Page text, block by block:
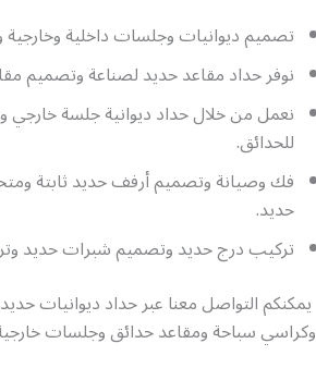
تصميم ديوانيات وجلسات داخلية وخارجية
نوفر حداد مقاعد حديد لصناعة وتصميم
نعمل من خلال حداد ديوانية جلسة
للحدائق.
فك وصيانة وتصميم أرفف حديد ثابتة
حديد.
تركيب درج حديد وتصميم شبرات حديد
يمكنكم التواصل معنا عبر حداد ديوانيات
وكراسي سباحة ومقاعد حدائق وجلسات